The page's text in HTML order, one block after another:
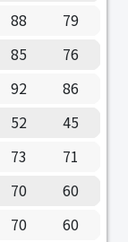
88
79
85
76
92
86
52
45
73
71
70
60
70
60